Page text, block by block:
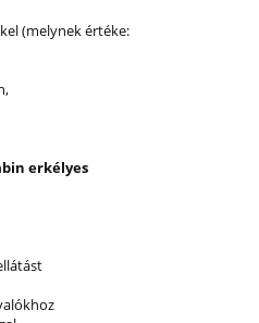
(melynek értéke:
erkélyes